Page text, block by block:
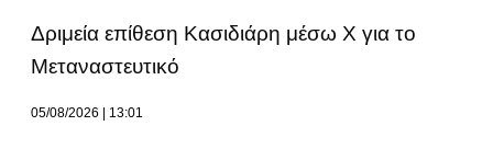
Δριμεία επίθεση Κασιδιάρη μέσω Χ για το
Μεταναστευτικό
05/08/2026 13:01